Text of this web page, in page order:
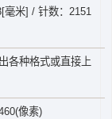
毫米] / 针数：2151
各种格式或直接上
像素)